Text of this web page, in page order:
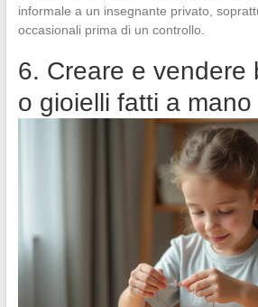
informale a un insegnante privato,
occasionali prima di un controllo.
6. Creare e vendere
o gioielli fatti a mano